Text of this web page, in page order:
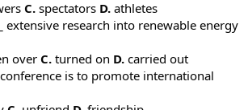
C. spectators D. athletes
extensive research into renewable energy
over C. turned on D. carried out
is to promote international